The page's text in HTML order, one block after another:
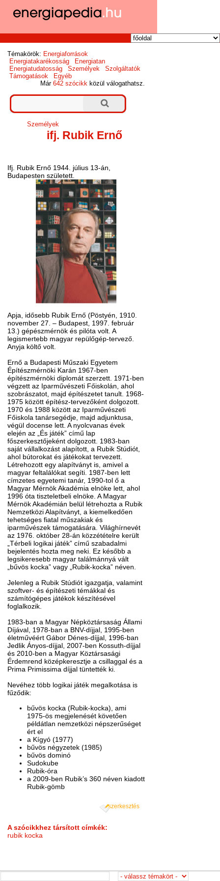
Témakörök: Energiaforrások
Energiatakarékosság
Energiatan
Energiatudatosság
Személyek
Szolgáltatók
Támogatások
Egyéb
Már642 szócikk közül válogathatsz.
Személyek
ifj. Rubik Ernő
Ifj. Rubik Ernő 1944. július 13-án,
Budapesten született.
Apja, idősebb Rubik Ernő (Pöstyén, 1910.
november 27. – Budapest, 1997. február
13.) gépészmérnök és pilóta volt. A
legismertebb magyar repülőgép-tervező.
Anyja költő volt.
Ernő a Budapesti Műszaki Egyetem
Építészmérnöki Karán 1967-ben
építészmérnöki diplomát szerzett. 1971-ben
végzett az Iparművészeti Főiskolán, ahol
szobrászatot, majd építészetet tanult. 1968-
1975 között építész-tervezőként dolgozott.
1970 és 1988 között az Iparművészeti
Főiskola tanársegédje, majd adjunktusa,
végül docense lett. A nyolcvanas évek
elején az „És játék” című lap
főszerkesztőjeként dolgozott. 1983-ban
saját vállalkozást alapított, a Rubik Stúdiót,
ahol bútorokat és játékokat tervezett.
Létrehozott egy alapítványt is, amivel a
magyar feltalálókat segíti. 1987-ben lett
címzetes egyetemi tanár, 1990-tol ő a
Magyar Mérnök Akadémia elnöke lett, ahol
1996 óta tiszteletbeli elnöke. A Magyar
Mérnök Akadémián belül létrehozta a Rubik
Nemzetközi Alapítványt, a kiemelkedően
tehetséges fiatal műszakiak és
iparművészek támogatására. Világhírnevét
az 1976. október 28-án közzétételre került
„Térbeli logikai játék” című szabadalmi
bejelentés hozta meg neki. Ez később a
legsikeresebb magyar találmánnyá vált
„bűvös kocka” vagy „Rubik-kocka” néven.
Jelenleg a Rubik Stúdiót igazgatja, valamint
szoftver- és építészeti témákkal és
számítógépes játékok készítésével
foglalkozik.
1983-ban a Magyar Népköztársaság Állami
Díjával, 1978-ban a BNV-díjjal, 1995-ben
életművéért Gábor Dénes-díjjal, 1996-ban
Jedlik Ányos-díjjal, 2007-ben Kossuth-díjjal
és 2010-ben a Magyar Köztársasági
Érdemrend középkeresztje a csillaggal és a
Prima Primissima díjjal tüntették ki.
Nevéhez több logikai játék megalkotása is
fűződik:
bűvös kocka (Rubik-kocka), ami
1975-ös megjelenését követően
példátlan nemzetközi népszerűséget
ért el
a Kígyó (1977)
bűvös négyzetek (1985)
bűvös dominó
Sudokube
Rubik-óra
a 2009-ben Rubik’s 360 néven kiadott
Rubik-gömb
szerkesztés
A szócikkhez társított címkék:
rubik kocka